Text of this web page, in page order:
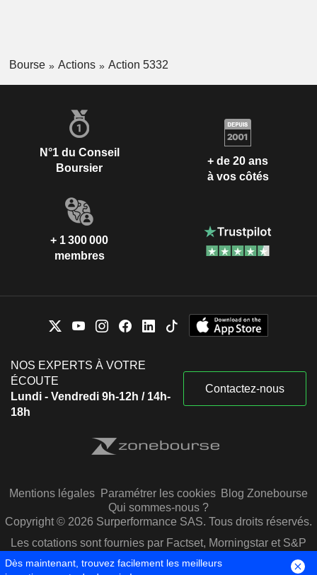
Bourse Actions Action 5332
N°1 du Conseil
Boursier
+ de 20 ans
à vos côtés
+ 1 300 000
membres
NOS EXPERTS À VOTRE
ÉCOUTE
Lundi - Vendredi 9h-12h / 14h-
18h
Contactez-nous
Mentions légales Paramétrer les cookies Blog Zonebourse
Qui sommes-nous ?
Copyright © 2026 Surperformance SAS. Tous droits réservés.
Les cotations sont fournies par Factset, Morningstar et S&P
Capital IQ
Dès maintenant, trouvez facilement les meilleurs